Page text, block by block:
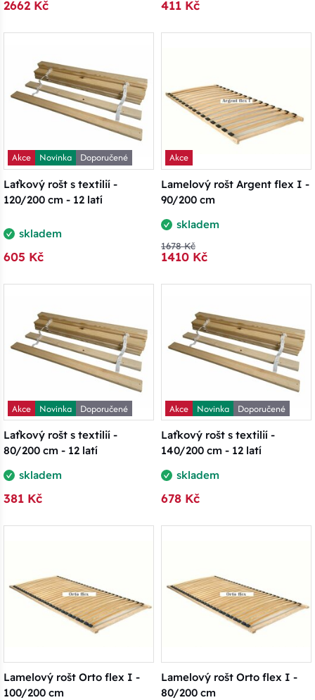
2662 Kč 411 Kč
Akce Novinka
Doporučené
Laťkový rošt s textilií -
120/200 cm - 12 latí
skladem
605 Kč
Akce
Lamelový rošt Argent flex I -
90/200 cm
skladem
1678 Kč
1410 Kč
Akce Novinka
Doporučené
Laťkový rošt s textilií -
80/200 cm - 12 latí
skladem
381 Kč
Akce Novinka
Doporučené
Laťkový rošt s textilií -
140/200 cm - 12 latí
skladem
678 Kč
Lamelový rošt Orto flex I -
100/200 cm
Lamelový rošt Orto flex I -
80/200 cm